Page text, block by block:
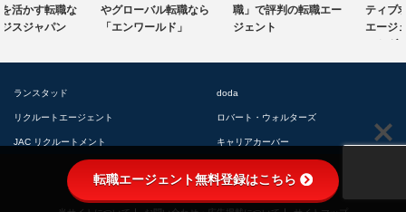
やグローバル転職なら
「エンワールド」
職」で評判の転職エー
ジェント
ティブ求人に強い転職
エージェント「リクル
ランスタッド doda
リクルートエージェント ロバート・ウォルターズ
JAC リクルートメント キャリアカーバー
X Facebook
RSS
転職エージェント無料登録はこちら